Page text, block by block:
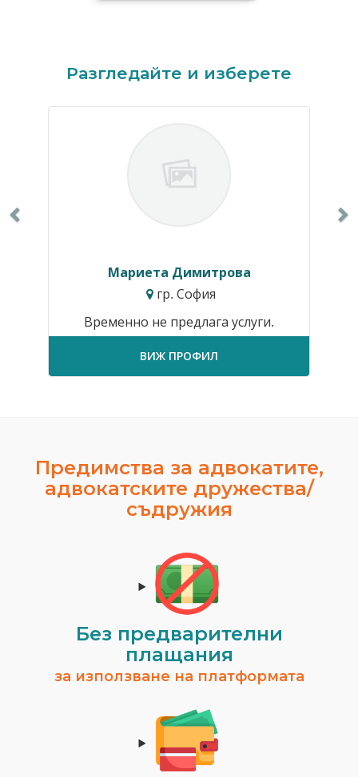
Разгледайте и изберете
Мариета Димитрова
гр. София
Временно не предлага услуги.
ВИЖ ПРОФИЛ
Предимства за адвокатите,
адвокатските дружества/
съдружия
Без предварителни
плащания
за използване на платформата